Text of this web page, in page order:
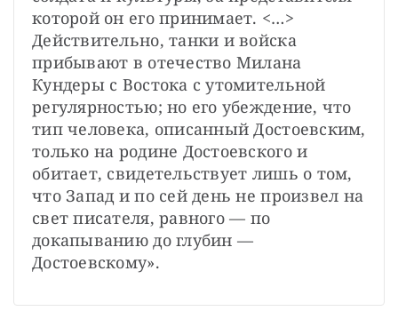
которой он его принимает. <…>
Действительно, танки и войска
прибывают в отечество Милана
Кундеры с Востока с утомительной
регулярностью; но его убеждение, что
тип человека, описанный Достоевским,
только на родине Достоевского и
обитает, свидетельствует лишь о том,
что Запад и по сей день не произвел на
свет писателя, равного — по
докапыванию до глубин —
Достоевскому».